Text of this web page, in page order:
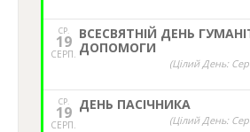
СР.
19
СЕРП.
ВСЕСВЯТНІЙ ДЕНЬ
ДОПОМОГИ
(Цілий День:
СР.
19
СЕРП.
ДЕНЬ ПАСІЧНИКА
(Цілий День: